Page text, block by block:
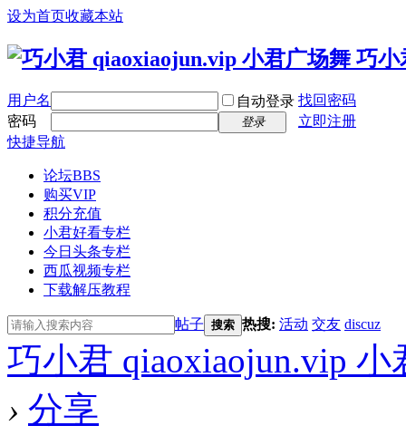
设为首页收藏本站
用户名 自动登录 找回密码
密码
登录
立即注册
快捷导航
论坛BBS
购买VIP
积分充值
小君好看专栏
今日头条专栏
西瓜视频专栏
下载解压教程
帖子 搜索 热搜: 活动 交友 discuz
巧小君 qiaoxiaojun.vip
› 分享